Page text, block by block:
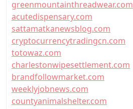
greenmountainthreadwear.com
acutedispensary.com
sattamatkanewsblog.com
cryptocurrencytradingcn.com
totowaz.com
charlestonwipesettlement.com
brandfollowmarket.com
weeklyjobnews.com
countyanimalshelter.com